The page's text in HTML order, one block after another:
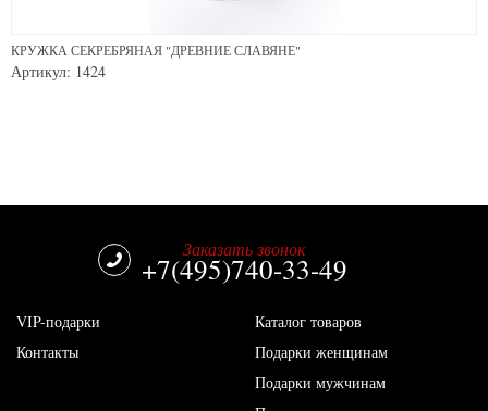
КРУЖКА СЕКРЕБРЯНАЯ "ДРЕВНИЕ СЛАВЯНЕ"
Артикул: 1424
Заказать звонок
+7(495)740-33-49
VIP-подарки
Контакты
Каталог товаров
Подарки женщинам
Подарки мужчинам